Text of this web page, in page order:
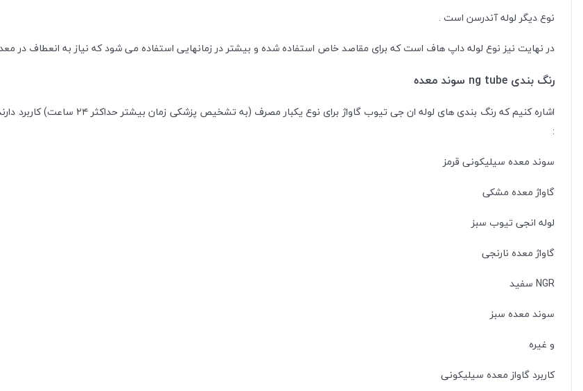
نوع دیگر لوله آندرسن است .
در نهایت نیز نوع لوله داپ هاف است که برای مقاصد خاص استفاده شده و بیشتر در زمانهایی استفاده می شود که نیاز به انعطاف در
رنگ بندی ng tube سوند معده
اشاره کنیم که رنگ بندی های لوله
:
سوند معده سیلیکونی قرمز
گاواژ معده مشکی
لوله انجی تیوب سبز
گاواژ معده نارنجی
NGR سفید
سوند معده سبز
و غیره
کاربرد گاواز معده سیلیکونی